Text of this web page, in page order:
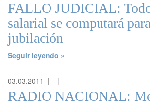
FALLO JUDICIAL:
salarial se computará
jubilación
Seguir leyendo »
03.03.2011 | |
RADIO NACIONAL: